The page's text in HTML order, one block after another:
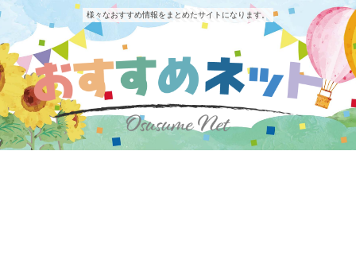
様々なおすすめ情報をまとめたサイトになります。